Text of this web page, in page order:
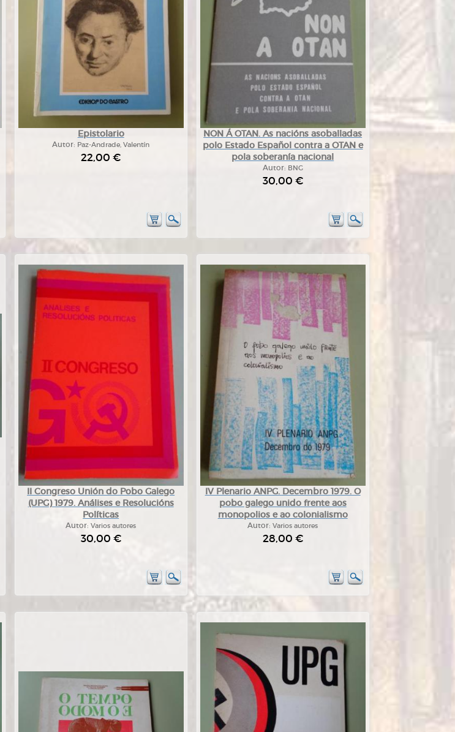
Epistolario
Autor: Paz-Andrade, Valentín
22,00 €
NON Á OTAN. As nacións asoballadas
polo Estado Español contra a OTAN e
pola soberanía nacional
Autor: BNG
30,00 €
II Congreso Unión do Pobo Galego
(UPG) 1979. Análises e Resolucións
Políticas
Autor:Varios autores
30,00 €
IV Plenario ANPG. Decembro 1979. O
pobo galego unido frente aos
monopolios e ao colonialismo
Autor:Varios autores
28,00 €